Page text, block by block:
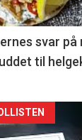
svar
til